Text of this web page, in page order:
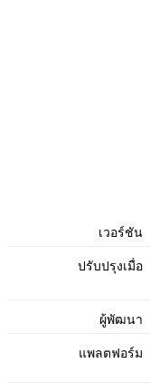
เวอร์ชัน
ปรับปรุงเมื่อ
ผู้พัฒนา
แพลตฟอร์ม